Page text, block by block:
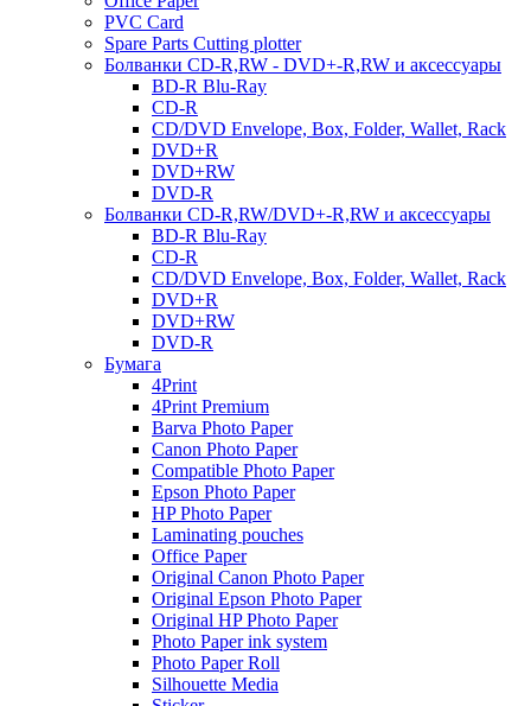
PVC Card
Spare Parts Cutting plotter
Болванки CD-R,RW - DVD+-R,RW и аксессуары
BD-R Blu-Ray
CD-R
CD/DVD Envelope, Box, Folder, Wallet, Rack
DVD+R
DVD+RW
DVD-R
Болванки CD-R,RW/DVD+-R,RW и аксессуары
BD-R Blu-Ray
CD-R
CD/DVD Envelope, Box, Folder, Wallet, Rack
DVD+R
DVD+RW
DVD-R
Бумага
4Print
4Print Premium
Barva Photo Paper
Canon Photo Paper
Compatible Photo Paper
Epson Photo Paper
HP Photo Paper
Laminating pouches
Office Paper
Original Canon Photo Paper
Original Epson Photo Paper
Original HP Photo Paper
Photo Paper ink system
Photo Paper Roll
Silhouette Media